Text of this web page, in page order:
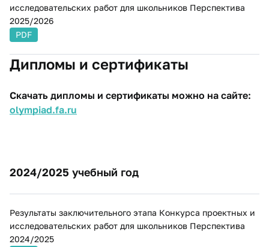
исследовательских работ для школьников Перспектива
2025/2026
PDF
Дипломы и сертификаты
Скачать дипломы и сертификаты можно на сайте:
olympiad.fa.ru
​​2024/2025 учебный год
Результаты заключительного этапа Конкурса проектных и
исследовательских работ для школьников Перспектива
2024/2025